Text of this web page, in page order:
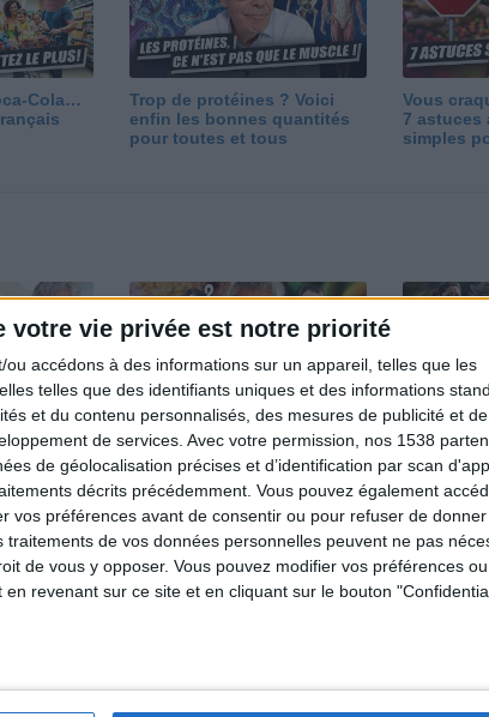
votre vie privée est notre priorité
ou accédons à des informations sur un appareil, telles que les
telles que des identifiants uniques et des informations
et du contenu personnalisés, des mesures de publicité et de
de services. Avec votre permission, nos 1538
de géolocalisation précises et d’identification par scan
décrits précédemment. Vous pouvez également
vos préférences avant de consentir ou pour refuser de
traitements de vos données personnelles peuvent ne pas
de vous y opposer. Vous pouvez modifier vos préférences ou
revenant sur ce site et en cliquant sur le bouton
Cola…
Trop de protéines ? Voici
enfin les bonnes quantités
pour toutes et tous
Vous
7 astuces
simples
Et après la perte de poids ?
Je fais comment ?
Maigrir
devez